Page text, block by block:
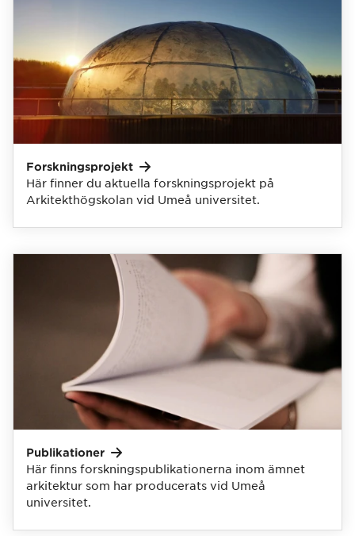
Forskningsprojekt
Här finner du aktuella forskningsprojekt på
Arkitekthögskolan vid Umeå universitet.
Publikationer
Här finns forskningspublikationerna inom ämnet
arkitektur som har producerats vid Umeå
universitet.